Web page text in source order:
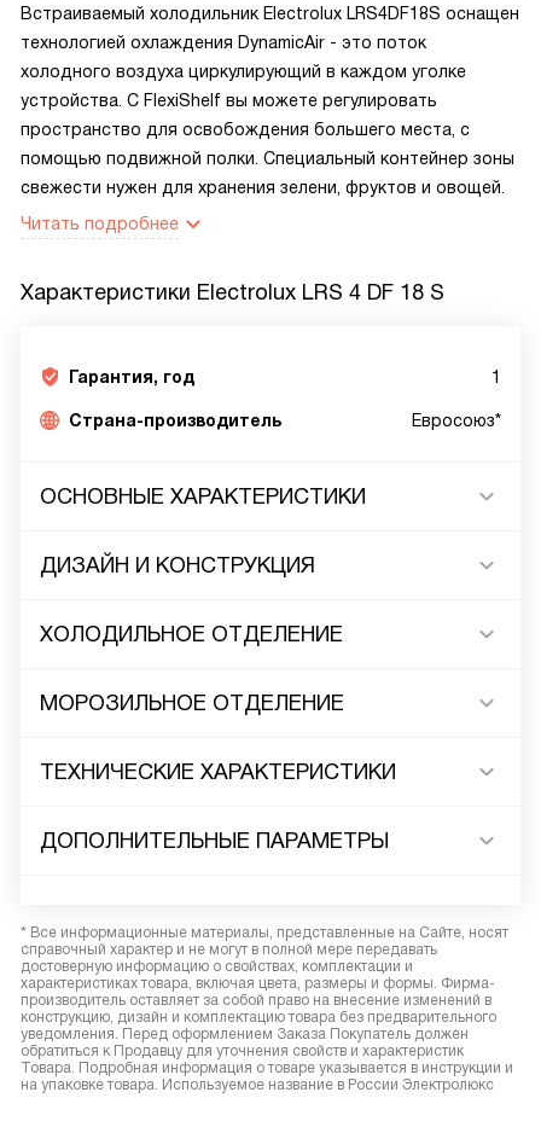
Встраиваемый холодильник Electrolux LRS4DF18S оснащен
технологией охлаждения DynamicAir - это поток
холодного воздуха циркулирующий в каждом уголке
устройства. С FlexiShelf вы можете регулировать
пространство для освобождения большего места, с
помощью подвижной полки. Специальный контейнер зоны
свежести нужен для хранения зелени, фруктов и овощей.
Читать подробнее
Характеристики Electrolux LRS 4 DF 18 S
Гарантия, год 1
Страна-производитель Евросоюз*
ОСНОВНЫЕ ХАРАКТЕРИСТИКИ
ДИЗАЙН И КОНСТРУКЦИЯ
ХОЛОДИЛЬНОЕ ОТДЕЛЕНИЕ
МОРОЗИЛЬНОЕ ОТДЕЛЕНИЕ
ТЕХНИЧЕСКИЕ ХАРАКТЕРИСТИКИ
ДОПОЛНИТЕЛЬНЫЕ ПАРАМЕТРЫ
* Все информационные материалы, представленные на Сайте, носят
справочный характер и не могут в полной мере передавать
достоверную информацию о свойствах, комплектации и
характеристиках товара, включая цвета, размеры и формы. Фирма-
производитель оставляет за собой право на внесение изменений в
конструкцию, дизайн и комплектацию товара без предварительного
уведомления. Перед оформлением Заказа Покупатель должен
обратиться к Продавцу для уточнения свойств и характеристик
Товара. Подробная информация о товаре указывается в инструкции и
на упаковке товара. Используемое название в России Электролюкс